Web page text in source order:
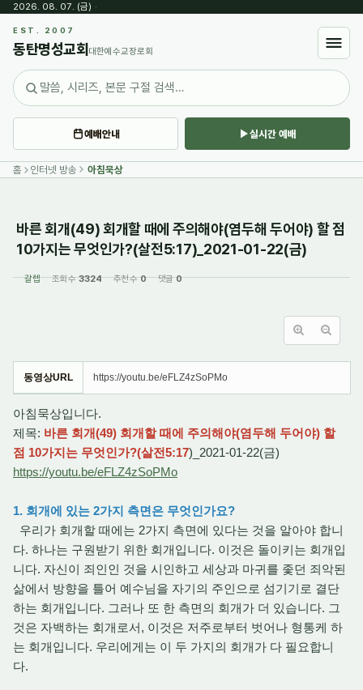
2026. 08. 07. (금) ·
EST. 2007
동탄명성교회 대한예수교장로회
예배안내 실시간 예배
홈 인터넷 방송 아침묵상
바른 회개(49) 회개할 때에 주의해야(염두해 두어야) 할 점
10가지는 무엇인가?(살전5:17)_2021-01-22(금)
갈렙 조회 수3324 추천 수0 댓글0
동영상URL https://youtu.be/eFLZ4zSoPMo
아침묵상입니다.
제목: 바른 회개(49) 회개할 때에 주의해야(염두해 두어야) 할
점 10가지는 무엇인가?(살전5:17)_2021-01-22(금)
https://youtu.be/eFLZ4zSoPMo
1. 회개에 있는 2가지 측면은 무엇인가요?
우리가 회개할 때에는 2가지 측면에 있다는 것을 알아야 합니
다. 하나는 구원받기 위한 회개입니다. 이것은 돌이키는 회개입
니다. 자신이 죄인인 것을 시인하고 세상과 마귀를 좇던 죄악된
삶에서 방향을 틀어 예수님을 자기의 주인으로 섬기기로 결단
하는 회개입니다. 그러나 또 한 측면의 회개가 더 있습니다. 그
것은 자백하는 회개로서, 이것은 저주로부터 벗어나 형통케 하
는 회개입니다. 우리에게는 이 두 가지의 회개가 다 필요합니
다.
Sketchbook5, 스케치북5
Sketchbook5, 스케치북5